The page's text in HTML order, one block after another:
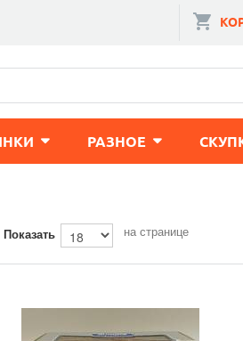
РАЗНОЕ
Показать на странице